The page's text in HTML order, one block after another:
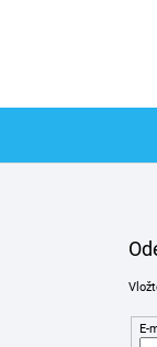
E-